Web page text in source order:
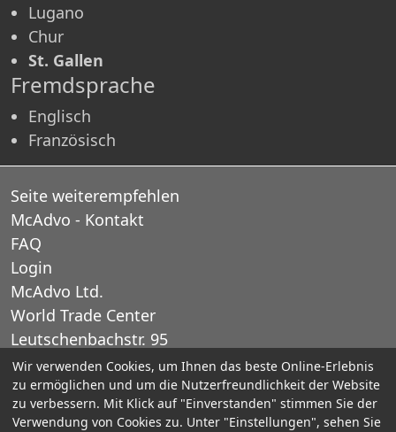
Lugano
Chur
St. Gallen
Fremdsprache
Englisch
Französisch
Seite weiterempfehlen
McAdvo - Kontakt
FAQ
Login
McAdvo Ltd.
World Trade Center
Leutschenbachstr. 95
CH-8050 Zurich
Schweiz
Wir verwenden Cookies, um Ihnen das beste Online-Erlebnis
zu ermöglichen und um die Nutzerfreundlichkeit der Website
zu verbessern. Mit Klick auf "Einverstanden" stimmen Sie der
Verwendung von Cookies zu. Unter "Einstellungen", sehen Sie